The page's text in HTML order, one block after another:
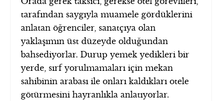
tarafından saygıyla muamele gördüklerini
anlatan öğrenciler, sanatçıya olan
yaklaşımın üst düzeyde olduğundan
bahsediyorlar. Durup yemek yedikleri bir
yerde, sırf yorulmamaları için mekan
sahibinin arabası ile onları kaldıkları otele
götürmesini hayranlıkla anlatıyorlar.